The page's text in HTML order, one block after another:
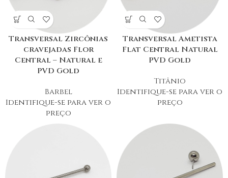
Transversal Zircônias
cravejadas Flor
Central – Natural e
PVD Gold
Barbel
Identifique-se para ver o
preço
Transversal Ametista
Flat Central Natural
PVD Gold
Titânio
Identifique-se para ver o
preço